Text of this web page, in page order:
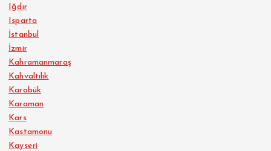
Iğdır
Isparta
İstanbul
İzmir
Kahramanmaraş
Kahvaltılık
Karabük
Karaman
Kars
Kastamonu
Kayseri